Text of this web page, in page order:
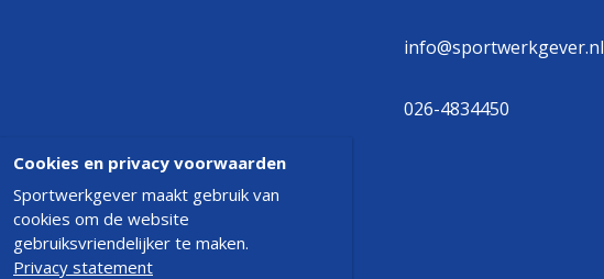
info@sportwerkgever.nl
026-4834450
Sportwerkgever 2019
Cookies en privacy voorwaarden
Sportwerkgever maakt gebruik van
cookies om de website
gebruiksvriendelijker te maken.
Privacy statement